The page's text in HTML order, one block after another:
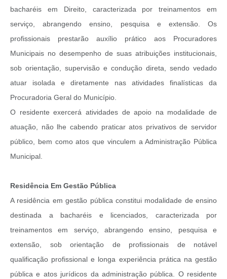
bacharéis em Direito, caracterizada por treinamentos em
serviço, abrangendo ensino, pesquisa e extensão. Os
profissionais prestarão auxílio prático aos Procuradores
Municipais no desempenho de suas atribuições institucionais,
sob orientação, supervisão e condução direta, sendo vedado
atuar isolada e diretamente nas atividades finalísticas da
Procuradoria Geral do Município.
O residente exercerá atividades de apoio na modalidade de
atuação, não lhe cabendo praticar atos privativos de servidor
público, bem como atos que vinculem a Administração Pública
Municipal.
Residência Em Gestão Pública
A residência em gestão pública constitui modalidade de ensino
destinada a bacharéis e licenciados, caracterizada por
treinamentos em serviço, abrangendo ensino, pesquisa e
extensão, sob orientação de profissionais de notável
qualificação profissional e longa experiência prática na gestão
pública e atos jurídicos da administração pública. O residente